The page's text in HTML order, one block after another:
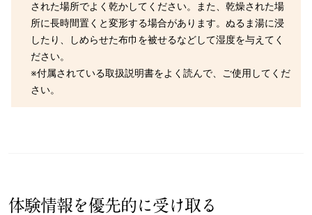
された場所でよく乾かしてください。また、乾燥された場
所に長時間置くと変形する場合があります。ぬるま湯に浸
したり、しめらせた布巾を被せるなどして湿度を与えてく
ださい。
※付属されている取扱説明書をよく読んで、ご使用してくだ
さい。
体験情報を優先的に受け取る